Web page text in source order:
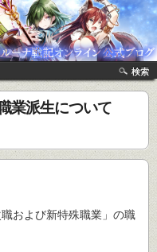
検索
業派生について
および新特殊職業」の職